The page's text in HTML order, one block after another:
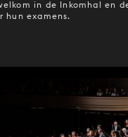
in de Inkomhal en
hun examens.